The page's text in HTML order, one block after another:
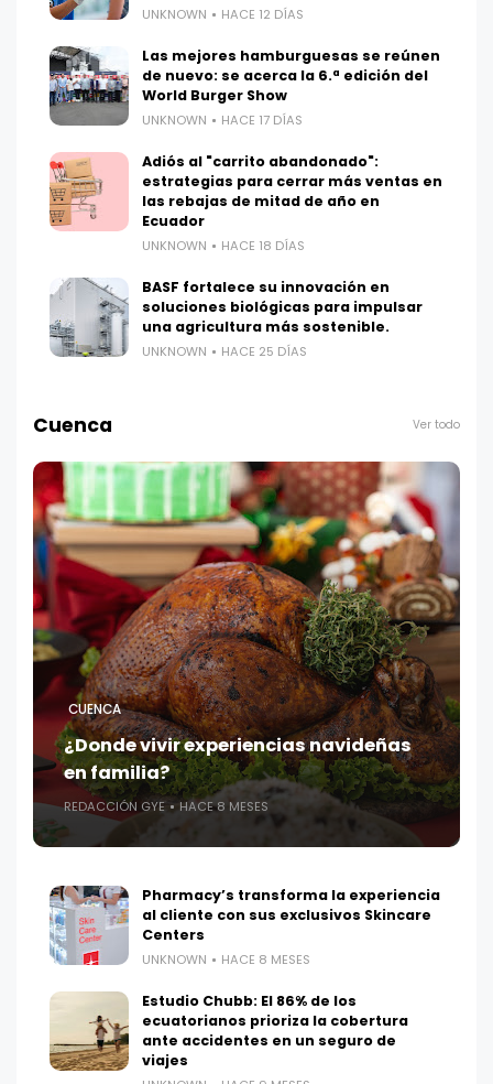
UNKNOWN HACE 12 DÍAS
Las mejores hamburguesas se reúnen
de nuevo: se acerca la 6.ª edición del
World Burger Show
UNKNOWN HACE 17 DÍAS
Adiós al "carrito abandonado":
estrategias para cerrar más ventas en
las rebajas de mitad de año en
Ecuador
UNKNOWN HACE 18 DÍAS
BASF fortalece su innovación en
soluciones biológicas para impulsar
una agricultura más sostenible.
UNKNOWN HACE 25 DÍAS
Cuenca Ver todo
CUENCA
¿Donde vivir experiencias navideñas
en familia?
REDACCIÓN GYE HACE 8 MESES
Pharmacy’s transforma la experiencia
al cliente con sus exclusivos Skincare
Centers
UNKNOWN HACE 8 MESES
Estudio Chubb: El 86% de los
ecuatorianos prioriza la cobertura
ante accidentes en un seguro de
viajes